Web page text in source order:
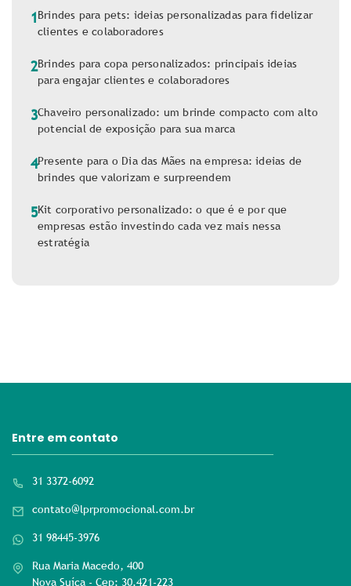
1Brindes para pets: ideias personalizadas para fidelizar
clientes e colaboradores
2Brindes para copa personalizados: principais ideias
para engajar clientes e colaboradores
3Chaveiro personalizado: um brinde compacto com alto
potencial de exposição para sua marca
4Presente para o Dia das Mães na empresa: ideias de
brindes que valorizam e surpreendem
5Kit corporativo personalizado: o que é e por que
empresas estão investindo cada vez mais nessa
estratégia
Entre em contato
31 3372-6092
contato@lprpromocional.com.br
31 98445-3976
Rua Maria Macedo, 400
Nova Suíça - Cep: 30.421-223